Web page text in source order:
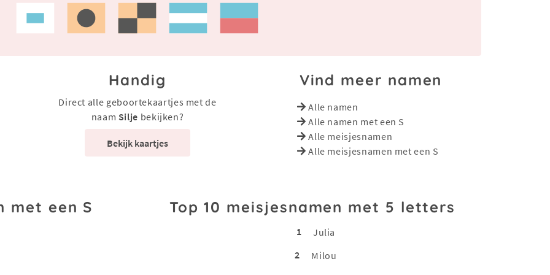
Handig
Direct alle geboortekaartjes met de
naam Silje bekijken?
Bekijk kaartjes
Vind meer namen
Alle namen
Alle namen met een S
Alle meisjesnamen
Alle meisjesnamen met een S
met een S Top 10 meisjesnamen met 5 letters
1
Julia
2
Milou